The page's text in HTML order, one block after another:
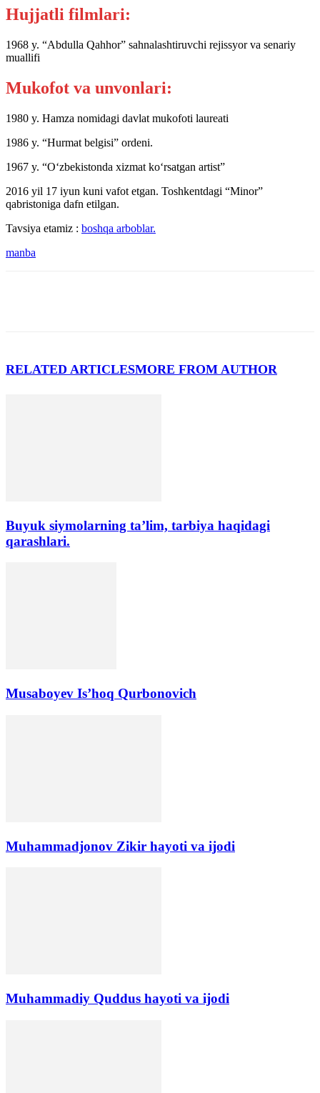
Hujjatli filmlari:
1968 y. “Abdulla Qahhor” sahnalashtiruvchi rejissyor va senariy
muallifi
Mukofot va unvonlari:
1980 y. Hamza nomidagi davlat mukofoti laureati
1986 y. “Hurmat belgisi” ordeni.
1967 y. “O‘zbekistonda xizmat ko‘rsatgan artist”
2016 yil 17 iyun kuni vafot etgan. Toshkentdagi “Minor”
qabristoniga dafn etilgan.
Tavsiya etamiz : boshqa arboblar.
manba
RELATED ARTICLESMORE FROM AUTHOR
Buyuk siymolarning ta’lim, tarbiya haqidagi
qarashlari.
Musaboyev Is’hoq Qurbonovich
Muhammadjonov Zikir hayoti va ijodi
Muhammadiy Quddus hayoti va ijodi